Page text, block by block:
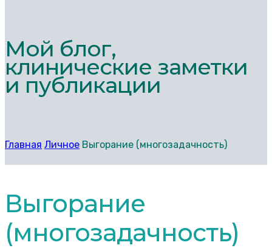
Мой блог,
клинические заметки
и публикации
Главная Личное Выгорание (многозадачность)
Выгорание
(многозадачность)